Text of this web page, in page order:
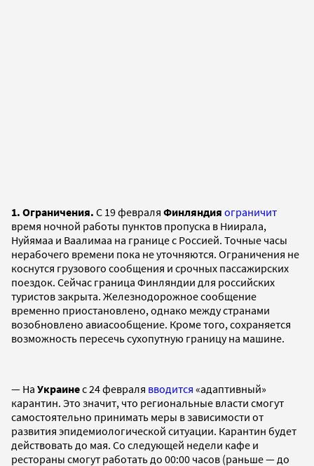
1. Ограничения. С 19 февраля Финляндия ограничит
время ночной работы пунктов пропуска в Ниирала,
Нуйямаа и Ваалимаа на границе с Россией. Точные часы
нерабочего времени пока не уточняются. Ограничения не
коснутся грузового сообщения и срочных пассажирских
поездок. Сейчас граница Финляндии для российских
туристов закрыта. Железнодорожное сообщение
временно приостановлено, однако между странами
возобновлено авиасообщение. Кроме того, сохраняется
возможность пересечь сухопутную границу на машине.
— На Украинес 24 февраля вводится «адаптивный»
карантин. Это значит, что региональные власти смогут
самостоятельно принимать меры в зависимости от
развития эпидемиологической ситуации. Карантин будет
действовать до мая. Со следующей недели кафе и
рестораны смогут работать до 00:00 часов (раньше — до